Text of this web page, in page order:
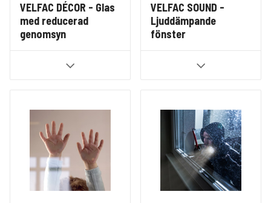
VELFAC DÉCOR - Glas
med reducerad
genomsyn
VELFAC SOUND -
Ljuddämpande
fönster